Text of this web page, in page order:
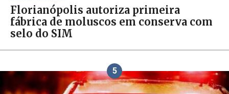
Florianópolis autoriza primeira
fábrica de moluscos em conserva com
selo do SIM
5